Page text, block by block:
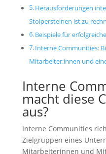
Herausforderungen
Stolpersteinen ist zu
Beispiele für
Interne Communities:
Mitarbeiter:innen und
Interne
macht diese
aus?
Interne Communities
Zielgruppen eines
Mitarbeiterinnen und